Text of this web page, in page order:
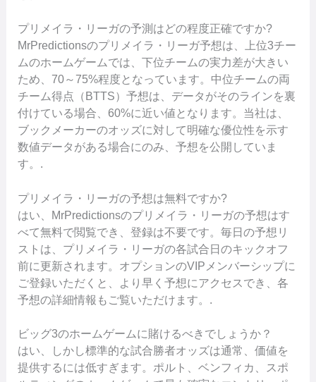
プリメイラ・リーガの予測はどの程度正確ですか?
MrPredictionsのプリメイラ・リーガ予想は、上位3チー
ムのホームゲームでは、下位チームの実力差が大きい
ため、70～75%程度となっています。中位チームの両
チーム得点（BTTS）予想は、データがそのラインを裏
付けている場合、60%に近い値となります。当社は、
ブックメーカーのオッズに対して明確な優位性を示す
数値データがある場合にのみ、予想を公開していま
す。.
プリメイラ・リーガの予想は無料ですか?
はい、MrPredictionsのプリメイラ・リーガの予想はす
べて無料で閲覧でき、登録は不要です。毎日の予想リ
ストは、プリメイラ・リーガの各試合日のキックオフ
前に更新されます。オプションのVIPメンバーシップに
ご登録いただくと、より早く予想にアクセスでき、各
予想の詳細情報もご覧いただけます。.
ビッグ3のホームゲームに賭けるべきでしょうか？
はい、しかし標準的な試合勝者オッズは通常、価値を
提供するには低すぎます。ポルト、ベンフィカ、スポ